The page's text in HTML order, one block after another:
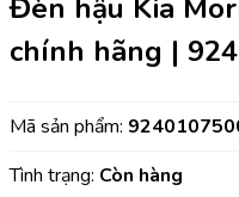
Đèn hậu Kia
chính hãng |
Mã sản phẩm:
Tình trạng: Còn hàng